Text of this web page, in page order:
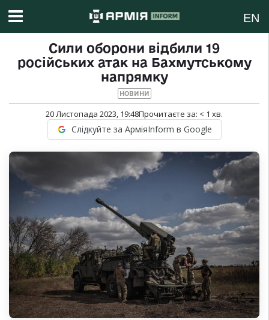
EN
Сили оборони відбили 19
російських атак на Бахмутському
напрямку
НОВИНИ
20 Листопада 2023, 19:48Прочитаєте за: < 1 хв.
Слідкуйте за АрміяInform в Google